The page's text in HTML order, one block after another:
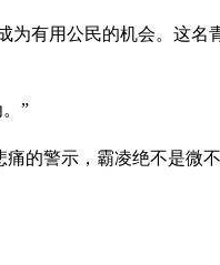
有用公民的机会。这名
”
的警示，霸凌绝不是微